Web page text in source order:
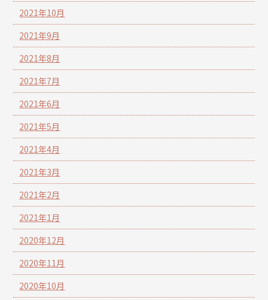
2021年10月
2021年9月
2021年8月
2021年7月
2021年6月
2021年5月
2021年4月
2021年3月
2021年2月
2021年1月
2020年12月
2020年11月
2020年10月